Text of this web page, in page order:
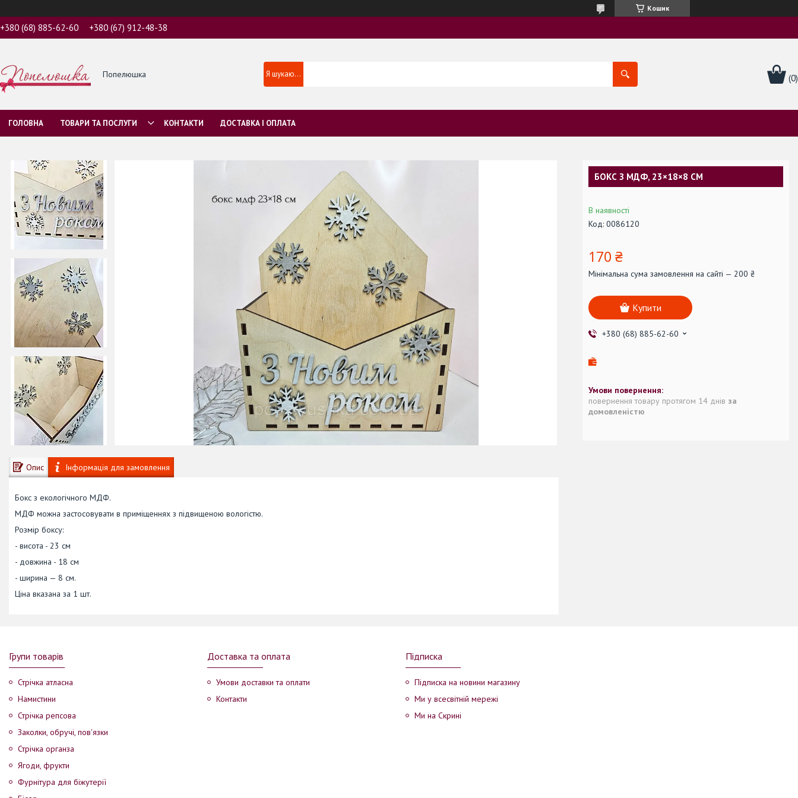
Кошик
+380 (68) 885-62-60 +380 (67) 912-48-38
Попелюшка
ГОЛОВНА ТОВАРИ ТА ПОСЛУГИ КОНТАКТИ ДОСТАВКА І ОПЛАТА
Опис Інформація для замовлення
Бокс з екологічного МДФ.
МДФ можна застосовувати в приміщеннях з підвищеною вологістю.
Розмір боксу:
- висота - 23 см
- довжина - 18 см
- ширина — 8 см.
Ціна вказана за 1 шт.
БОКС З МДФ, 23×18×8 СМ
В наявності
Код: 0086120
170 ₴
Мінімальна сума замовлення на сайті — 200 ₴
Купити
+380 (68) 885-62-60
повернення товару протягом 14 днів за
домовленістю
Групи товарів
Стрічка атласна
Намистини
Стрічка репсова
Заколки, обручі, пов'язки
Стрічка органза
Ягоди, фрукти
Фурнітура для біжутерії
Доставка та оплата
Умови доставки та оплати
Контакти
Підписка
Підписка на новини магазину
Ми у всесвітній мережі
Ми на Скрині